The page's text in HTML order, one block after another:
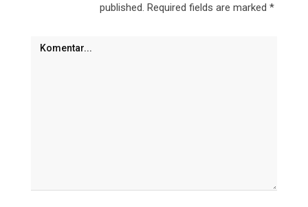
published. Required fields are marked *